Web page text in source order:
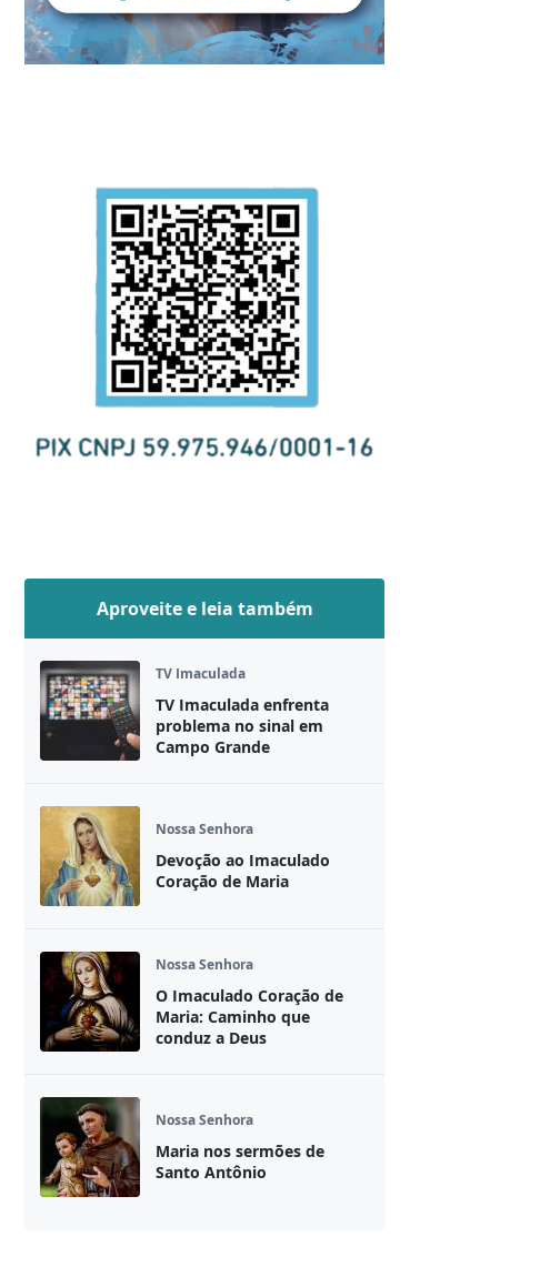
Aproveite e leia também
TV Imaculada
TV Imaculada enfrenta
problema no sinal em
Campo Grande
Nossa Senhora
Devoção ao Imaculado
Coração de Maria
Nossa Senhora
O Imaculado Coração de
Maria: Caminho que
conduz a Deus
Nossa Senhora
Maria nos sermões de
Santo Antônio